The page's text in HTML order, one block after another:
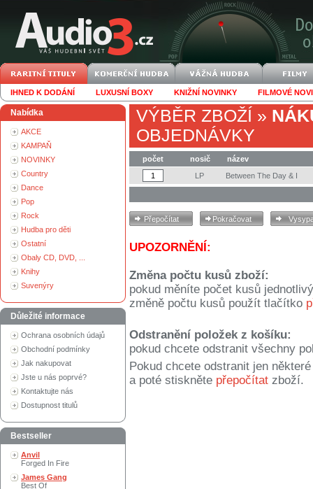
IHNED K DODÁNÍ LUXUSNÍ BOXY KNIŽNÍ NOVINKY FILMOVÉ
Nabídka
AKCE
KAMPAŇ
NOVINKY
Country
Dance
Pop
Rock
Hudba pro děti
Ostatní
Obaly CD, DVD, ...
Knihy
Suvenýry
Důležité informace
Ochrana osobních údajů
Obchodní podmínky
Jak nakupovat
Jste u nás poprvé?
Kontaktujte nás
Dostupnost titulů
Bestseller
Anvil
Forged In Fire
James Gang
Best Of
VÝBĚR ZBOŽÍ »
OBJEDNÁVKY
počet nosič
název
LP
Between The Day & I
UPOZORNĚNÍ:
Změna počtu kusů zboží:
pokud měníte počet kusů
změně počtu kusů použít tlačítko
Odstranění položek z košíku:
pokud chcete odstranit všechny
Pokud chcete odstranit jen
a poté stiskněte přepočítat zboží.